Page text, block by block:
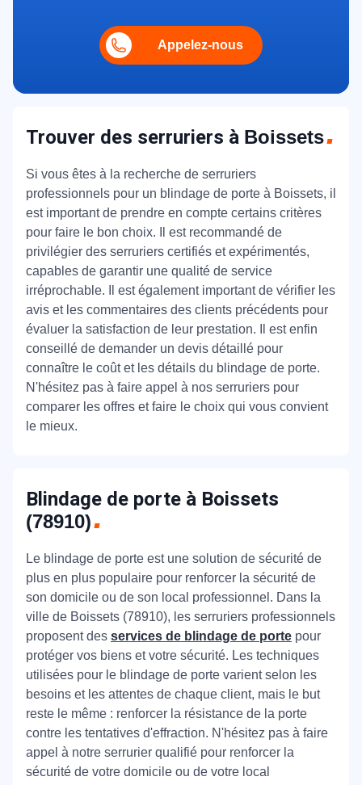
Appelez-nous
Trouver des serruriers à Boissets
Si vous êtes à la recherche de serruriers
professionnels pour un blindage de porte à Boissets, il
est important de prendre en compte certains critères
pour faire le bon choix. Il est recommandé de
privilégier des serruriers certifiés et expérimentés,
capables de garantir une qualité de service
irréprochable. Il est également important de vérifier les
avis et les commentaires des clients précédents pour
évaluer la satisfaction de leur prestation. Il est enfin
conseillé de demander un devis détaillé pour
connaître le coût et les détails du blindage de porte.
N'hésitez pas à faire appel à nos serruriers pour
comparer les offres et faire le choix qui vous convient
le mieux.
Blindage de porte à Boissets
(78910)
Le blindage de porte est une solution de sécurité de
plus en plus populaire pour renforcer la sécurité de
son domicile ou de son local professionnel. Dans la
ville de Boissets (78910), les serruriers professionnels
proposent des services de blindage de porte pour
protéger vos biens et votre sécurité. Les techniques
utilisées pour le blindage de porte varient selon les
besoins et les attentes de chaque client, mais le but
reste le même : renforcer la résistance de la porte
contre les tentatives d'effraction. N'hésitez pas à faire
appel à notre serrurier qualifié pour renforcer la
sécurité de votre domicile ou de votre local